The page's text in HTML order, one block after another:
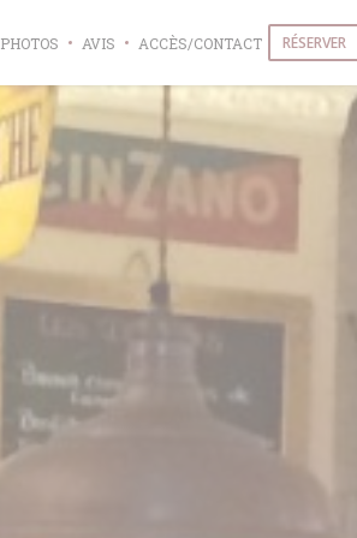
PHOTOS AVIS ACCÈS/CONTACT RÉSERVER